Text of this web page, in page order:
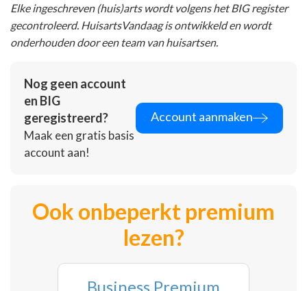
Elke ingeschreven (huis)arts wordt volgens het BIG register
gecontroleerd. HuisartsVandaag is ontwikkeld en wordt
onderhouden door een team van huisartsen.
Nog geen account
en BIG
geregistreerd?
Maak een gratis basis
account aan!
Account aanmaken
Ook onbeperkt premium
lezen?
Business Premium